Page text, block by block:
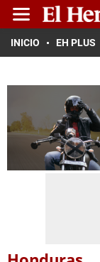
INICIO EH PLUS